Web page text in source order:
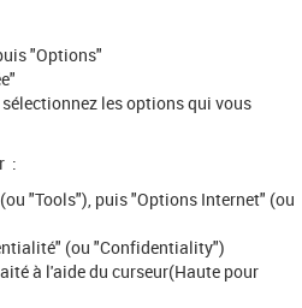
"Options"
les options qui vous
:
"Tools"), puis "Options Internet" (ou
(ou "Confidentiality")
à l'aide du curseur(Haute pour